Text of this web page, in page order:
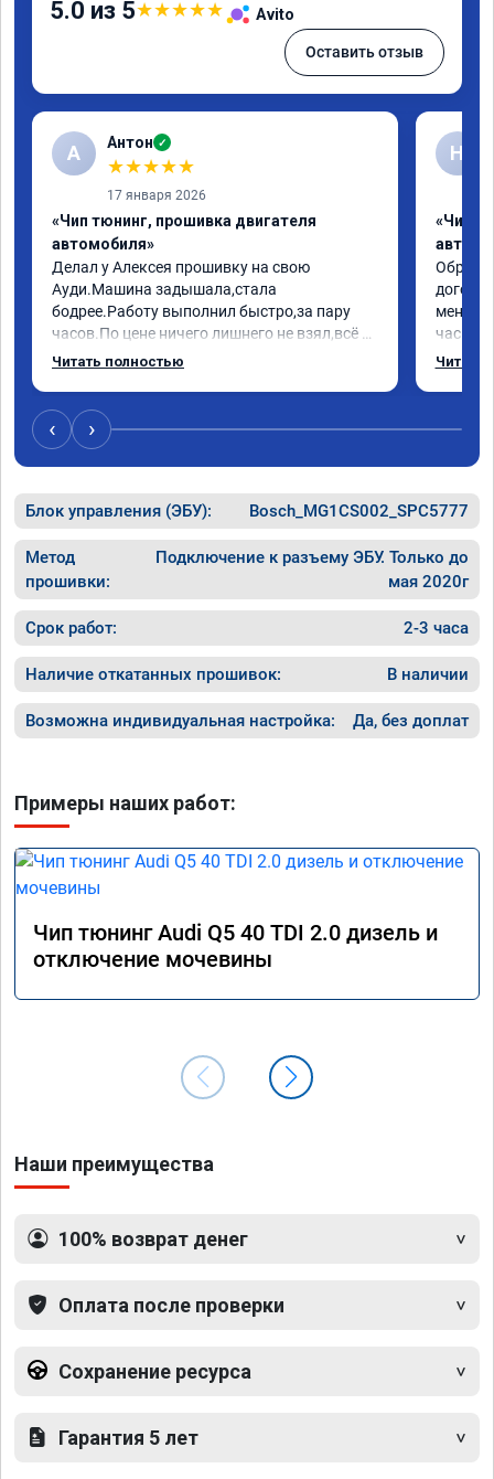
5.0 из 5★★★★★ Avito
Оставить отзыв
А Антон ✓
★★★★★
17 января 2026
«Чип тюнинг, прошивка двигателя
автомобиля»
Делал у Алексея прошивку на свою
Ауди.Машина задышала,стала
бодрее.Работу выполнил быстро,за пару
часов.По цене ничего лишнего не взял,всё
как договаривались заранее.После работы
случае поломки авто.Однозначно
рекомендую Алексея как грамотного
специалиста!
Читать полностью
Н
«Чип
меня
час
Арман
Читать
‹ ›
Блок управления (ЭБУ): Bosch_MG1CS002_SPC5777
Метод
прошивки:
Подключение к разъему ЭБУ. Только до
мая 2020г
Срок работ: 2-3 часа
Наличие откатанных прошивок: В наличии
Возможна индивидуальная настройка: Да, без доплат
Примеры наших работ:
Чип тюнинг Audi Q5 40 TDI 2.0 дизель и
отключение мочевины
Наши преимущества
100% возврат денег
Оплата после проверки
Сохранение ресурса
Гарантия 5 лет